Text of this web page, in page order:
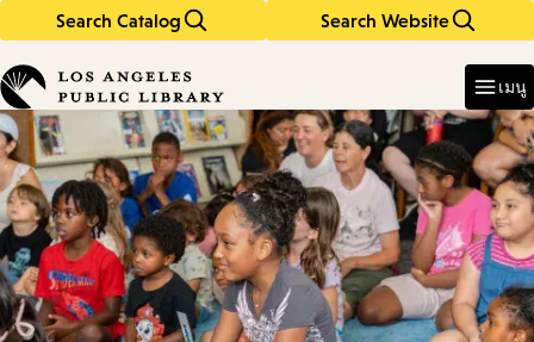
Search Catalog Search Website
in
keywords
เมนู